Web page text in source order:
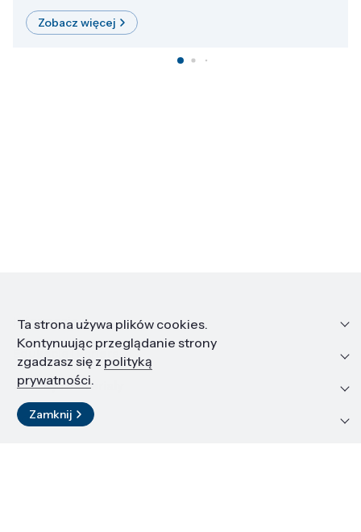
Zobacz więcej
Informacje
Edukacja i kariera
Zasoby i materiały
Kontakt
Ta strona używa plików cookies.
Kontynuując przeglądanie strony
zgadzasz się z polityką
prywatności.
Zamknij